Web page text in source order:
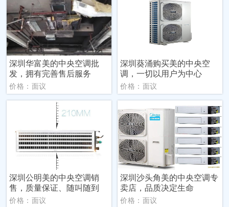
深圳华富美的中央空调批
发，拥有完善售后服务
价格：面议
深圳葵涌购买美的中央空
调，一切以用户为中心
价格：面议
深圳公明美的中央空调销
售，质量保证、随叫随到
价格：面议
深圳沙头角美的中央空调专
卖店，品质决定生命
价格：面议